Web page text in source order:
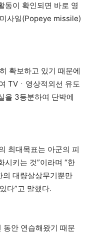
동이 확인되면 바로 영
사일(Popeye missile)
확보하고 있기 때문에
TVㆍ영상적외선 유도
을 3등분하여 단박에
최대목표는 아군의 피
시키는 것”이라며 “한
의 대량살상무기뿐만
다”고 말했다.
안 연습해왔기 때문